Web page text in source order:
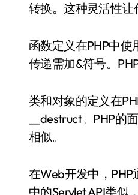
转换。这种灵活性让
函数定义在PHP中
传递需加&符号。
类和对象的定义在
__destruct。PHP
相似。
在Web开发中，PHP
中的Servlet API类似